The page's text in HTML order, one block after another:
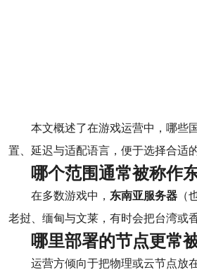
本文概述了在游戏运营中，哪些
置、延迟与适配语言，便于选择合适
哪个范围通常被称作
在多数游戏中， 东南亚服务器 （
老挝、缅甸与文莱，有时会把台湾或
哪里部署的节点更常
运营方倾向于把物理或云节点放